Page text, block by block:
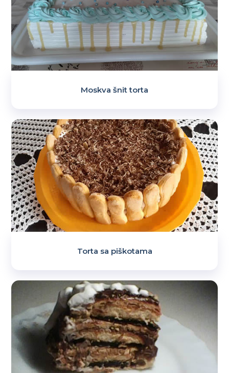
Moskva šnit torta
Torta sa piškotama